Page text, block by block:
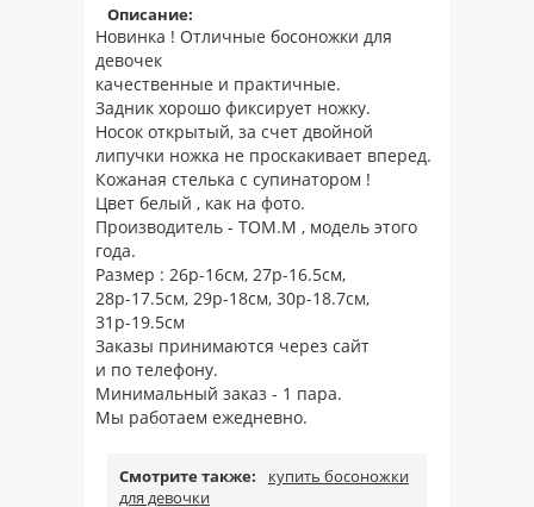
Описание:
Новинка ! Отличные босоножки для
девочек
качественные и практичные.
Задник хорошо фиксирует ножку.
Носок открытый, за счет двойной
липучки ножка не проскакивает вперед.
Кожаная стелька с супинатором !
Цвет белый , как на фото.
Производитель - ТОМ.М , модель этого
года.
Размер : 26р-16см, 27р-16.5см,
28р-17.5см, 29р-18см, 30р-18.7см,
31р-19.5см
Заказы принимаются через сайт
и по телефону.
Минимальный заказ - 1 пара.
Мы работаем ежедневно.
Смотрите также:
купить босоножки
для девочки